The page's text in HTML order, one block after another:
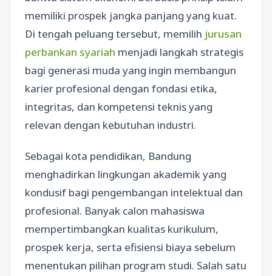
memiliki prospek jangka panjang yang kuat.
Di tengah peluang tersebut, memilih jurusan
perbankan syariah menjadi langkah strategis
bagi generasi muda yang ingin membangun
karier profesional dengan fondasi etika,
integritas, dan kompetensi teknis yang
relevan dengan kebutuhan industri.
Sebagai kota pendidikan, Bandung
menghadirkan lingkungan akademik yang
kondusif bagi pengembangan intelektual dan
profesional. Banyak calon mahasiswa
mempertimbangkan kualitas kurikulum,
prospek kerja, serta efisiensi biaya sebelum
menentukan pilihan program studi. Salah satu